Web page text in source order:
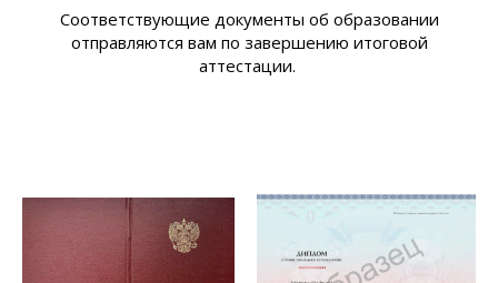
Соответствующие документы об образовании
отправляются вам по завершению итоговой
аттестации.